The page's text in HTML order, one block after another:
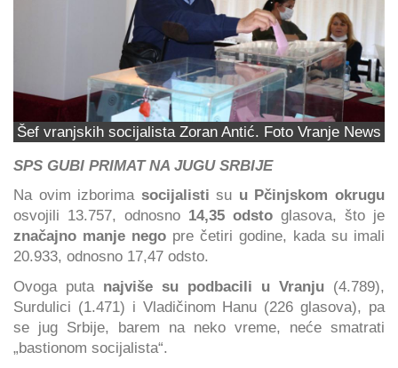
Šef vranjskih socijalista Zoran Antić. Foto Vranje News
SPS GUBI PRIMAT NA JUGU SRBIJE
Na ovim izborima socijalisti su u Pčinjskom okrugu
osvojili 13.757, odnosno 14,35 odsto glasova, što je
značajno manje nego pre četiri godine, kada su imali
20.933, odnosno 17,47 odsto.
Ovoga puta najviše su podbacili u Vranju (4.789),
Surdulici (1.471) i Vladičinom Hanu (226 glasova), pa
se jug Srbije, barem na neko vreme, neće smatrati
„bastionom socijalista“.